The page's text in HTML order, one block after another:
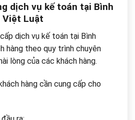
dịch vụ kế toán tại Bình
Việt Luật
dịch vụ kế toán tại Bình
hàng theo quy trình chuyên
lòng của các khách hàng.
hàng cần cung cấp cho